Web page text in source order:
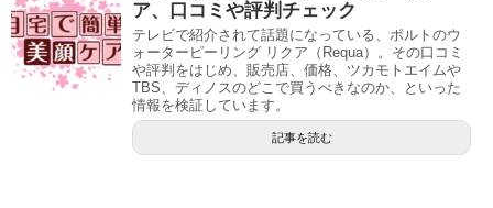
ア、口コミや評判チェック
テレビで紹介されて話題になっている、ポルトのウ
ォーターピーリング リクア（Requa）。その口コミ
や評判をはじめ、販売店、価格、ツカモトエイムや
TBS、ディノスのどこで買うべきなのか、といった
情報を検証しています。
記事を読む